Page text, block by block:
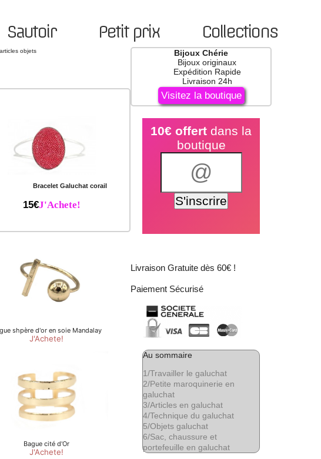
Sautoir Petit prix Collections
objets
Bracelet Galuchat corail
15€J'Achete!
Bijoux Chérie
Bijoux originaux
Expédition Rapide
Livraison 24h
Visitez la boutique
10€ offert dans la
boutique
Livraison Gratuite dès 60€ !
Paiement Sécurisé
Au sommaire
1/Travailler le galuchat
2/Petite maroquinerie en
galuchat
3/Articles en galuchat
4/Technique du galuchat
5/Objets galuchat
6/Sac, chaussure et
portefeuille en galuchat